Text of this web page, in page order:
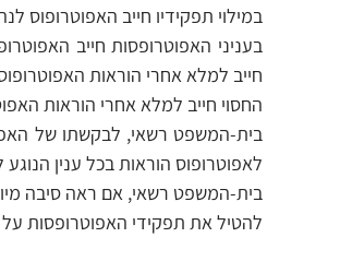
במילוי תפקידיו חייב האפוטרופוס
בעניני האפוטרופסות חייב
חייב למלא אחרי הוראות
החסוי חייב למלא אחרי הוראות
בית-המשפט רשאי, לבקשתו של
לאפוטרופוס הוראות בכל ענין
בית-המשפט רשאי, אם ראה סיבה
להטיל את תפקידי האפוטרופסות